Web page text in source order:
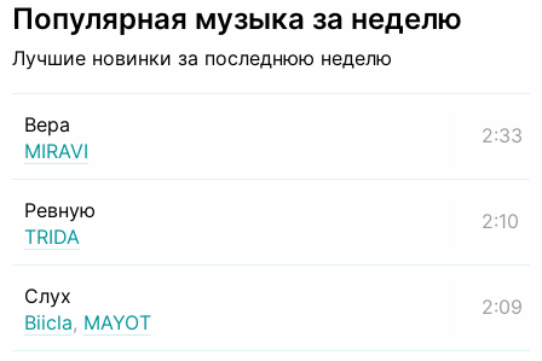
Популярная музыка за неделю
Лучшие новинки за последнюю неделю
Вера
MIRAVI
2:33
Ревную
TRIDA
2:10
Слух
Biicla, MAYOT
2:09